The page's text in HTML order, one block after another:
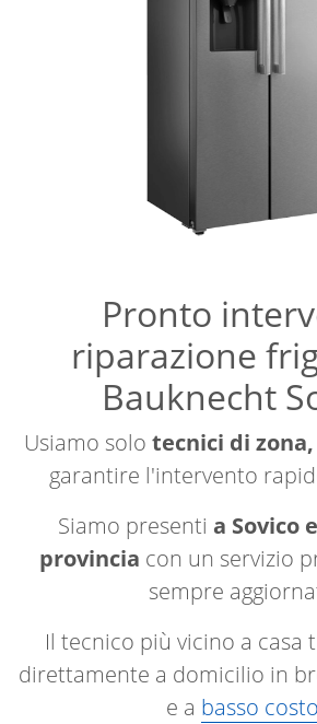
Pronto
riparazione
Bauknecht
Usiamo solo tecnici di
garantire l'intervento
Siamo presenti a Sovico
provincia con un servizio
sempre
Il tecnico più vicino a casa
direttamente a domicilio in
e a basso